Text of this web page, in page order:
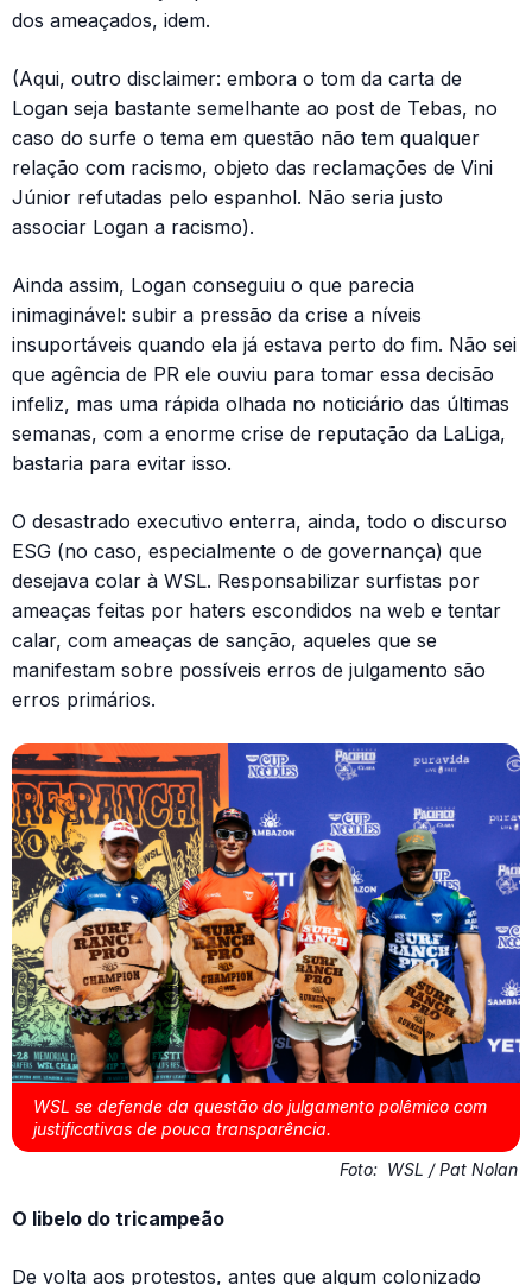
dos ameaçados, idem.
(Aqui, outro disclaimer: embora o tom da carta de
Logan seja bastante semelhante ao post de Tebas, no
caso do surfe o tema em questão não tem qualquer
relação com racismo, objeto das reclamações de Vini
Júnior refutadas pelo espanhol. Não seria justo
associar Logan a racismo).
Ainda assim, Logan conseguiu o que parecia
inimaginável: subir a pressão da crise a níveis
insuportáveis quando ela já estava perto do fim. Não sei
que agência de PR ele ouviu para tomar essa decisão
infeliz, mas uma rápida olhada no noticiário das últimas
semanas, com a enorme crise de reputação da LaLiga,
bastaria para evitar isso.
O desastrado executivo enterra, ainda, todo o discurso
ESG (no caso, especialmente o de governança) que
desejava colar à WSL. Responsabilizar surfistas por
ameaças feitas por haters escondidos na web e tentar
calar, com ameaças de sanção, aqueles que se
manifestam sobre possíveis erros de julgamento são
erros primários.
WSL se defende da questão do julgamento polêmico com
justificativas de pouca transparência.
Foto: WSL / Pat Nolan
O libelo do tricampeão
De volta aos protestos, antes que algum colonizado